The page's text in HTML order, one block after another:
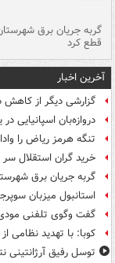
گربه جریان برق
قطع کرد
آخرین اخبار
گزارشی دیگر از کاهش
دروازه‌بان اسپانیایی
تنگه هرمز ریاض را
خرید گران استقلال سر
گربه جریان برق
استانبول میزبان
گفت وگوی تلفنی مودی
کوبا: با تهدید نظامی
توسل رفیق آرژانتینی